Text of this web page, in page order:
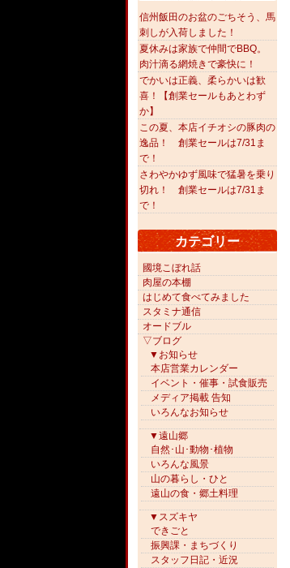
信州飯田のお盆のごちそう、馬
刺しが入荷しました！
夏休みは家族で仲間でBBQ。
肉汁滴る網焼きで豪快に！
でかいは正義、柔らかいは歓
喜！【創業セールもあとわず
か】
この夏、本店イチオシの豚肉の
逸品！ 創業セールは7/31ま
で！
さわやかゆず風味で猛暑を乗り
切れ！ 創業セールは7/31ま
で！
カテゴリー
國境こぼれ話
肉屋の本棚
はじめて食べてみました
スタミナ通信
オードブル
▽ブログ
▼お知らせ
本店営業カレンダー
イベント・催事・試食販売
メディア掲載 告知
いろんなお知らせ
▼遠山郷
自然･山･動物･植物
いろんな風景
山の暮らし・ひと
遠山の食・郷土料理
▼スズキヤ
できごと
振興課・まちづくり
スタッフ日記・近況